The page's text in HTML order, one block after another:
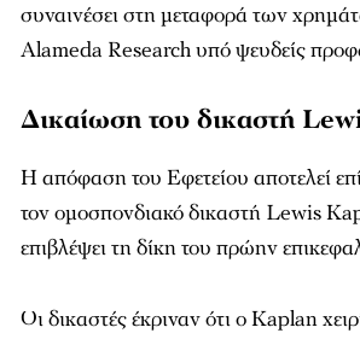
συναινέσει στη μεταφορά των
Alameda Research υπό ψευδείς
Δικαίωση του δικαστή
Η απόφαση του Εφετείου αποτελεί
τον ομοσπονδιακό δικαστή Lewis
επιβλέψει τη δίκη του πρώην
Οι δικαστές έκριναν ότι ο Kaplan